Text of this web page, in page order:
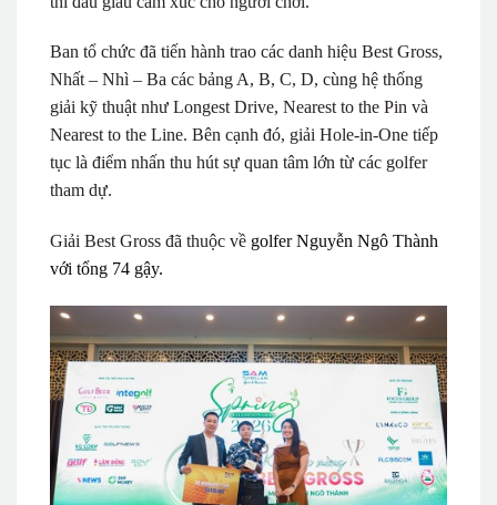
Ban tổ chức đã tiến hành trao các danh hiệu Best Gross,
Nhất – Nhì – Ba các bảng A, B, C, D, cùng hệ thống
giải kỹ thuật như Longest Drive, Nearest to the Pin và
Nearest to the Line. Bên cạnh đó, giải Hole-in-One tiếp
tục là điểm nhấn thu hút sự quan tâm lớn từ các golfer
tham dự.
Giải Best Gross đã thuộc về golfer Nguyễn Ngô Thành
với tổng 74 gậy.